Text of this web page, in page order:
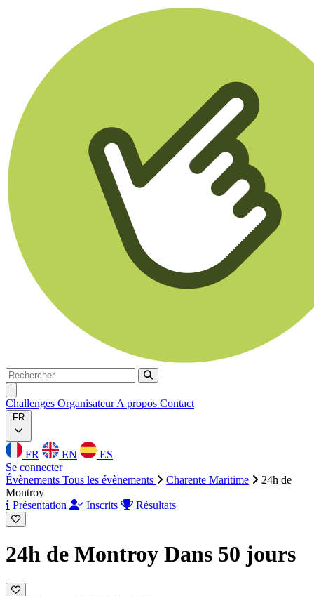
Rechercher
Rechercher
Challenges OrganisateurA propos Contact
FR
FR EN
ES
Se connecter
Évènements Tous les évènements Charente Maritime
24h de
Montroy
Présentation
Inscrits Résultats
24h de Montroy Dans 50 jours